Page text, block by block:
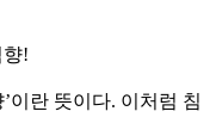
!
이란 뜻이다. 이처럼 침